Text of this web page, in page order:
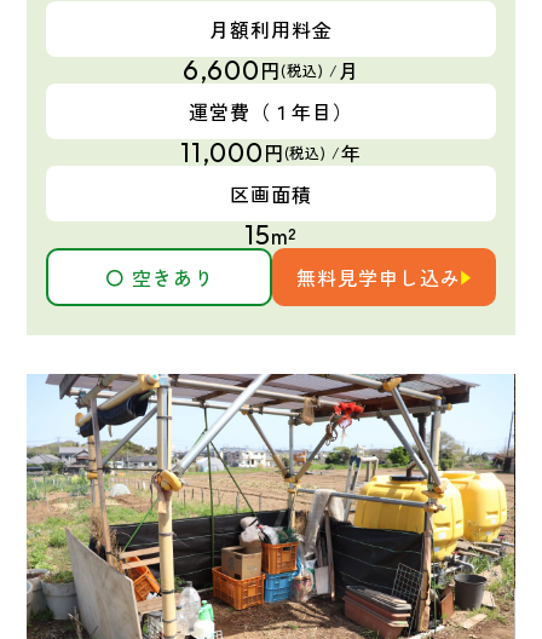
月額利用料金
6,600円(税込) /月
運営費 （１年目）
11,000円(税込) /年
区画面積
15m²
〇 空きあり 無料見学申し込み